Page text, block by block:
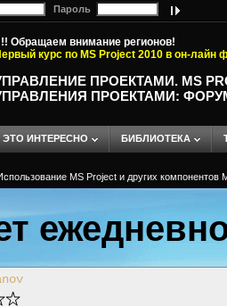
Пароль
Обращаем внимание регионов!
курс по MS Project 2010 в он-лайн
ПРОЕКТАМИ. MS
ПРОЕКТАМИ:
ЭТО ИНТЕРЕСНО БИБЛИОТЕКА
MS Project и других компонентов